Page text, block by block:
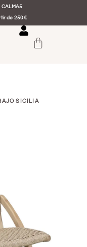
CALMA5
de 250€
SICILIA